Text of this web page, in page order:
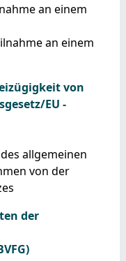
an einem
an einem
von
EU -
allgemeinen
von der
der